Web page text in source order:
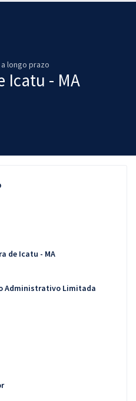
longo prazo
Icatu - MA
de Icatu - MA
Administrativo Limitada